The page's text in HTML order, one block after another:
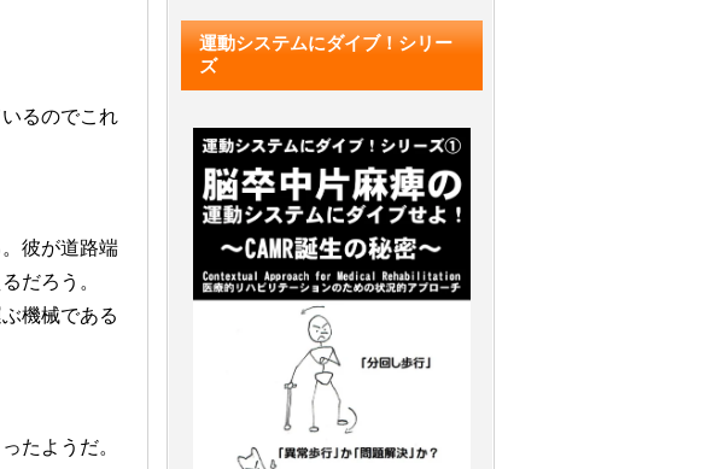
るのでこれ
彼が道路端
だろう。
機械である
たようだ。
運動システムにダイブ！シリー
ズ